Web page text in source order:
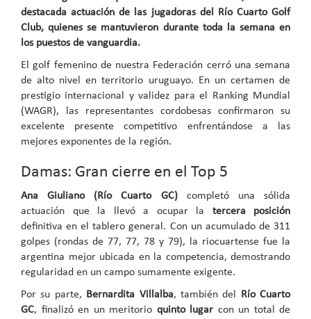
destacada actuación de las jugadoras del Río Cuarto Golf
Club, quienes se mantuvieron durante toda la semana en
los puestos de vanguardia.
El golf femenino de nuestra Federación cerró una semana
de alto nivel en territorio uruguayo. En un certamen de
prestigio internacional y validez para el Ranking Mundial
(WAGR), las representantes cordobesas confirmaron su
excelente presente competitivo enfrentándose a las
mejores exponentes de la región.
Damas: Gran cierre en el Top 5
Ana Giuliano (Río Cuarto GC)completó una sólida
actuación que la llevó a ocupar la tercera posición
definitiva en el tablero general. Con un acumulado de 311
golpes (rondas de 77, 77, 78 y 79), la riocuartense fue la
argentina mejor ubicada en la competencia, demostrando
regularidad en un campo sumamente exigente.
Por su parte, Bernardita Villalba, también del
Río Cuarto
GC, finalizó en un meritorio quinto lugar con un total de